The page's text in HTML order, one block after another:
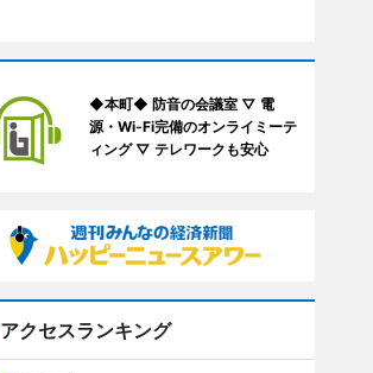
◆本町◆ 防音の会議室 ▽ 電
源・Wi-Fi完備のオンライミーテ
ィング ▽ テレワークも安心
アクセスランキング